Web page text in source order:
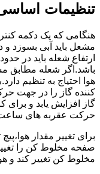
تنظیمات
هنگامی که یک دکمه
مشعل باید آبی
باشد.اگر شعله مطابق
هوا احتیاج به تنظیم
کننده گاز را در جهت
گاز افزایش یابد و
حرکت عقربه های ساعت
برای تغییر مقدار
صفحه مخلوط کن را
مخلوط کن تغییر کند و